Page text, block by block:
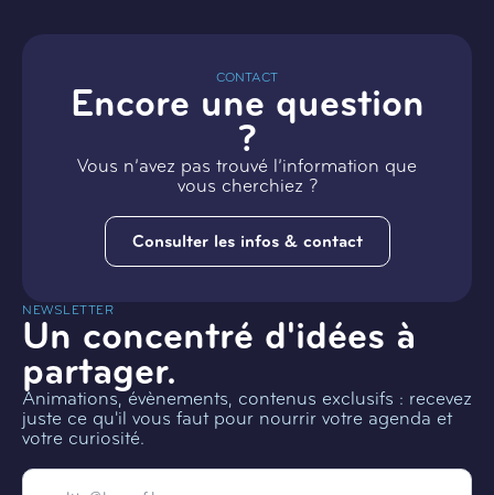
CONTACT
Encore une question
?
Vous n’avez pas trouvé l’information que
vous cherchiez ?
Consulter les infos & contact
NEWSLETTER
Un concentré d'idées à
partager.
Animations, évènements, contenus exclusifs : recevez
juste ce qu'il vous faut pour nourrir votre agenda et
votre curiosité.
Email